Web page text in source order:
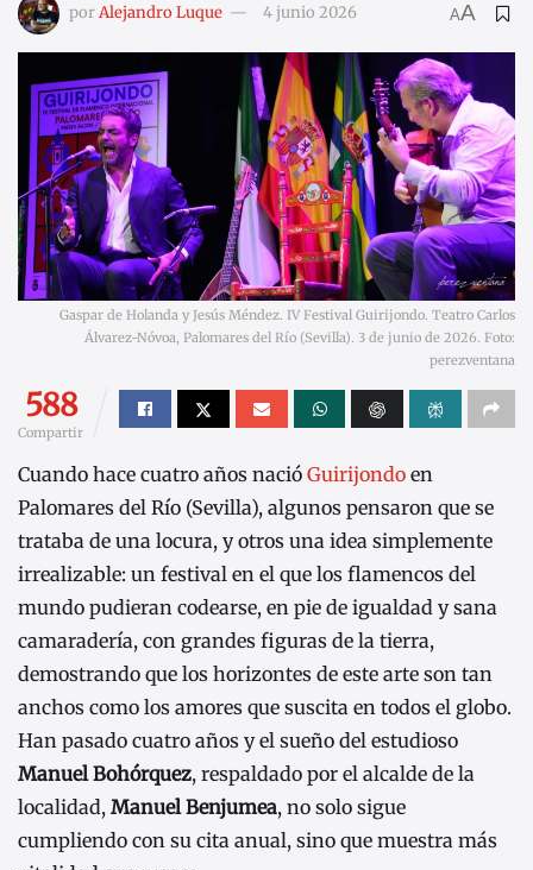
porAlejandro Luque 4 junio 2026 AA
Gaspar de Holanda y Jesús Méndez. IV Festival Guirijondo. Teatro Carlos
Álvarez-Nóvoa, Palomares del Río (Sevilla). 3 de junio de 2026. Foto:
perezventana
588
Compartir
Cuando hace cuatro años nació Guirijondo en
Palomares del Río (Sevilla), algunos pensaron que se
trataba de una locura, y otros una idea simplemente
irrealizable: un festival en el que los flamencos del
mundo pudieran codearse, en pie de igualdad y sana
camaradería, con grandes figuras de la tierra,
demostrando que los horizontes de este arte son tan
anchos como los amores que suscita en todos el globo.
Han pasado cuatro años y el sueño del estudioso
Manuel Bohórquez, respaldado por el alcalde de la
localidad, Manuel Benjumea, no solo sigue
cumpliendo con su cita anual, sino que muestra más